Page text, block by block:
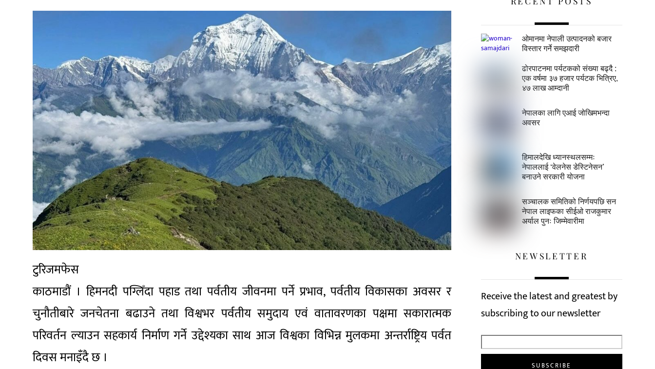
टुरिजमफेस
काठमाडौं । हिमनदी पग्लिँदा पहाड तथा पर्वतीय जीवनमा पर्ने प्रभाव, पर्वतीय विकासका अवसर र
चुनौतीबारे जनचेतना बढाउने तथा विश्वभर पर्वतीय समुदाय एवं वातावरणका पक्षमा सकारात्मक
परिवर्तन ल्याउन सहकार्य निर्माण गर्ने उद्देश्यका साथ आज विश्वका विभिन्न मुलकमा अन्तर्राष्ट्रिय पर्वत
दिवस मनाइँदै छ ।
ओमानमा नेपाली उत्पादनको बजार
विस्तार गर्ने समझदारी
ढोरपाटनमा पर्यटकको संख्या बढ्दै :
एक वर्षमा ३७ हजार पर्यटक भित्रिए,
४७ लाख आम्दानी
नेपालका लागि एआई जोखिमभन्दा
अवसर
हिमालदेखि ध्यानस्थलसम्मः
नेपाललाई ‘वेलनेस डेस्टिनेसन’
बनाउने सरकारी योजना
सञ्चालक समितिको निर्णयपछि सन
नेपाल लाइफका सीईओ राजकुमार
अर्याल पुनः जिम्मेवारीमा
NEWSLETTER
Receive the latest and greatest by
subscribing to our newsletter